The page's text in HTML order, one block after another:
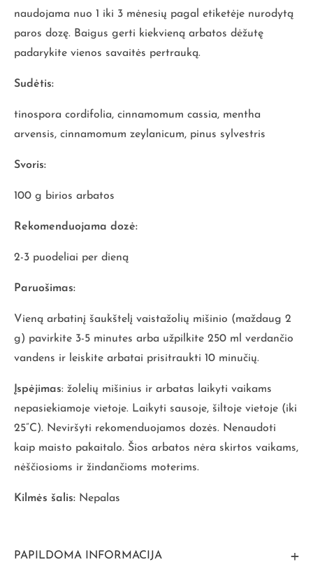
naudojama nuo 1 iki 3 mėnesių pagal etiketėje nurodytą
paros dozę. Baigus gerti kiekvieną arbatos dėžutę
padarykite vienos savaitės pertrauką.
Sudėtis:
tinospora cordifolia, cinnamomum cassia, mentha
arvensis, cinnamomum zeylanicum, pinus sylvestris
Svoris:
100 g birios arbatos
Rekomenduojama dozė:
2-3 puodeliai per dieną
Paruošimas:
Vieną arbatinį šaukštelį vaistažolių mišinio (maždaug 2
g) pavirkite 3-5 minutes arba užpilkite 250 ml verdančio
vandens ir leiskite arbatai prisitraukti 10 minučių.
Įspėjimas: žolelių mišinius ir arbatas laikyti vaikams
nepasiekiamoje vietoje. Laikyti sausoje, šiltoje vietoje (iki
25”C). Neviršyti rekomenduojamos dozės. Nenaudoti
kaip maisto pakaitalo. Šios arbatos nėra skirtos vaikams,
nėščiosioms ir žindančioms moterims.
Kilmės šalis: Nepalas
PAPILDOMA INFORMACIJA